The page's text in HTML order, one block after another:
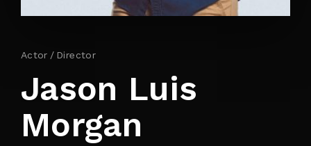
Actor Director
Jason Luis
Morgan